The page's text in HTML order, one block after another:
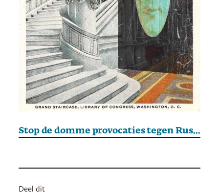
Stop de domme provocaties tegen Rusland
Deel dit